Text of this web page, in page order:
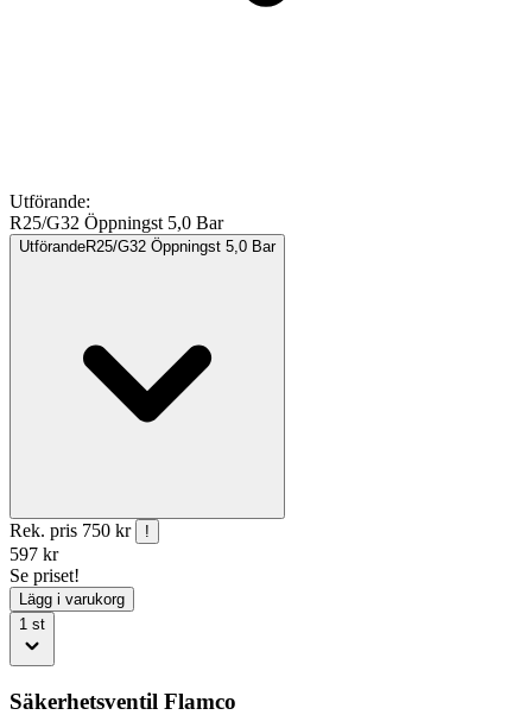
Utförande:
R25/G32 Öppningst 5,0 Bar
UtförandeR25/G32 Öppningst 5,0 Bar
Rek. pris 750 kr !
597 kr
Se priset!
Lägg i varukorg
1 st
Säkerhetsventil Flamco